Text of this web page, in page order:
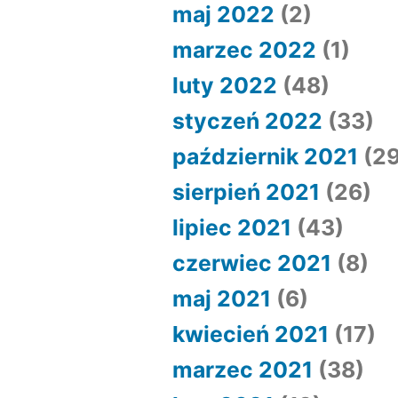
maj 2022 (2)
marzec 2022 (1)
luty 2022 (48)
styczeń 2022 (33)
październik 2021
sierpień 2021 (26)
lipiec 2021 (43)
czerwiec 2021 (8)
maj 2021 (6)
kwiecień 2021 (17)
marzec 2021 (38)